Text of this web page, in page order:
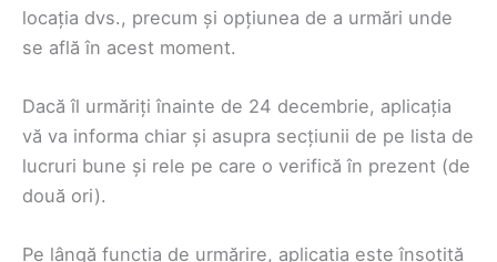
locația dvs., precum și opțiunea de a urmări unde
se află în acest moment.
Dacă îl urmăriți înainte de 24 decembrie, aplicația
vă va informa chiar și asupra secțiunii de pe lista de
lucruri bune și rele pe care o verifică în prezent (de
două ori).
Pe lângă funcția de urmărire, aplicația este însoțită